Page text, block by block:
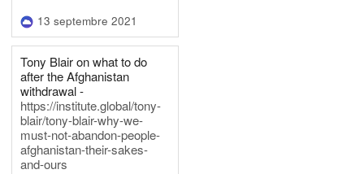
13 septembre 2021
Tony Blair on what to do
after the Afghanistan
withdrawal -
https://institute.global/tony-
blair/tony-blair-why-we-
must-not-abandon-people-
afghanistan-their-sakes-
and-ours